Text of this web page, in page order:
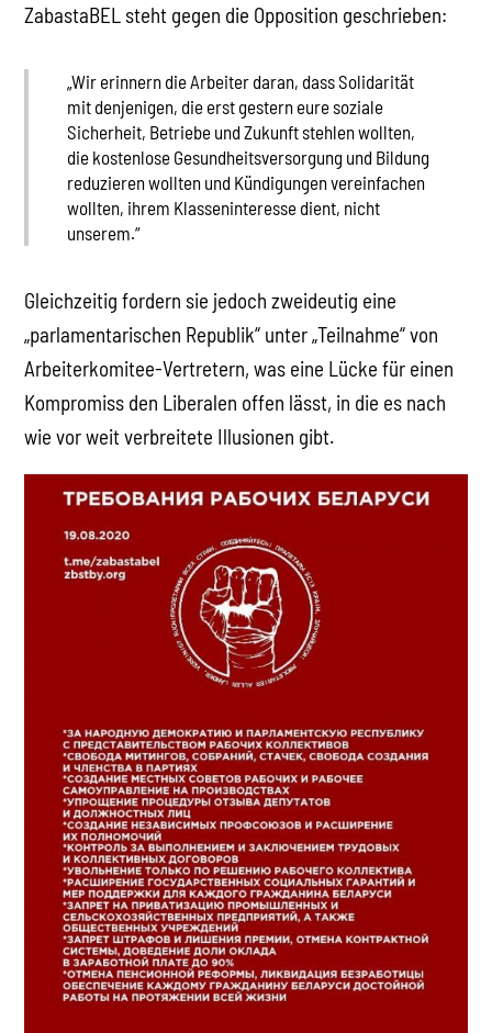
ZabastaBEL steht gegen die Opposition geschrieben:
„Wir erinnern die Arbeiter daran, dass Solidarität
mit denjenigen, die erst gestern eure soziale
Sicherheit, Betriebe und Zukunft stehlen wollten,
die kostenlose Gesundheitsversorgung und Bildung
reduzieren wollten und Kündigungen vereinfachen
wollten, ihrem Klasseninteresse dient, nicht
unserem.“
Gleichzeitig fordern sie jedoch zweideutig eine
„parlamentarischen Republik“ unter „Teilnahme“ von
Arbeiterkomitee-Vertretern, was eine Lücke für einen
Kompromiss den Liberalen offen lässt, in die es nach
wie vor weit verbreitete Illusionen gibt.